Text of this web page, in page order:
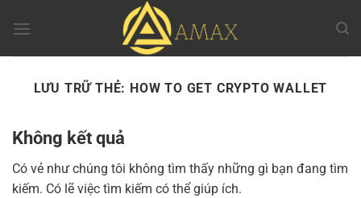
đến
LƯU TRỮ THẺ: HOW TO GET CRYPTO WALLET
Không kết quả
Có vẻ như chúng tôi không tìm thấy những gì bạn đang tìm
kiếm. Có lẽ việc tìm kiếm có thể giúp ích.